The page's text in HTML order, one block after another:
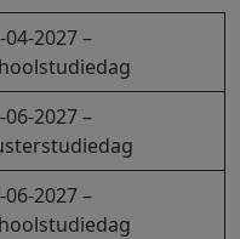
04-2027 –
06-2027 –
06-2027 –